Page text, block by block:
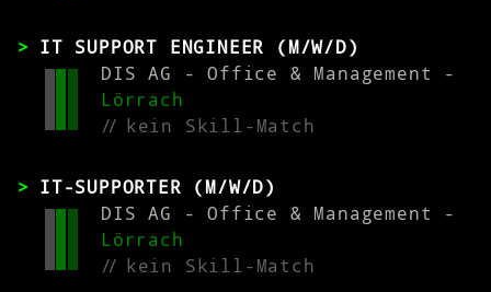
IT SUPPORT ENGINEER (M/W/D)
DIS AG - Office & Management -
Lörrach
//kein Skill-Match
IT-SUPPORTER (M/W/D)
DIS AG - Office & Management -
Lörrach
//kein Skill-Match